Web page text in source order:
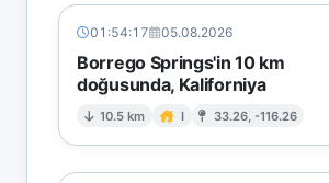
01:54:17 05.08.2026
Borrego Springs'in 10 km
doğusunda, Kaliforniya
10.5 km I 33.26, -116.26